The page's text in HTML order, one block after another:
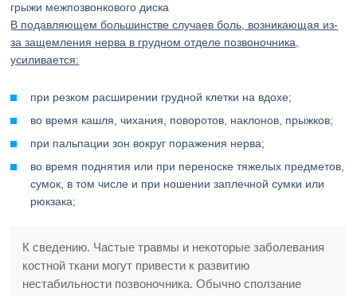
грыжи межпозвонкового диска
В подавляющем большинстве случаев боль, возникающая из-
за защемления нерва в грудном отделе позвоночника,
усиливается:
при резком расширении грудной клетки на вдохе;
во время кашля, чихания, поворотов, наклонов, прыжков;
при пальпации зон вокруг поражения нерва;
во время поднятия или при переноске тяжелых предметов,
сумок, в том числе и при ношении заплечной сумки или
рюкзака;
К сведению. Частые травмы и некоторые заболевания
костной ткани могут привести к развитию
нестабильности позвоночника. Обычно сползание